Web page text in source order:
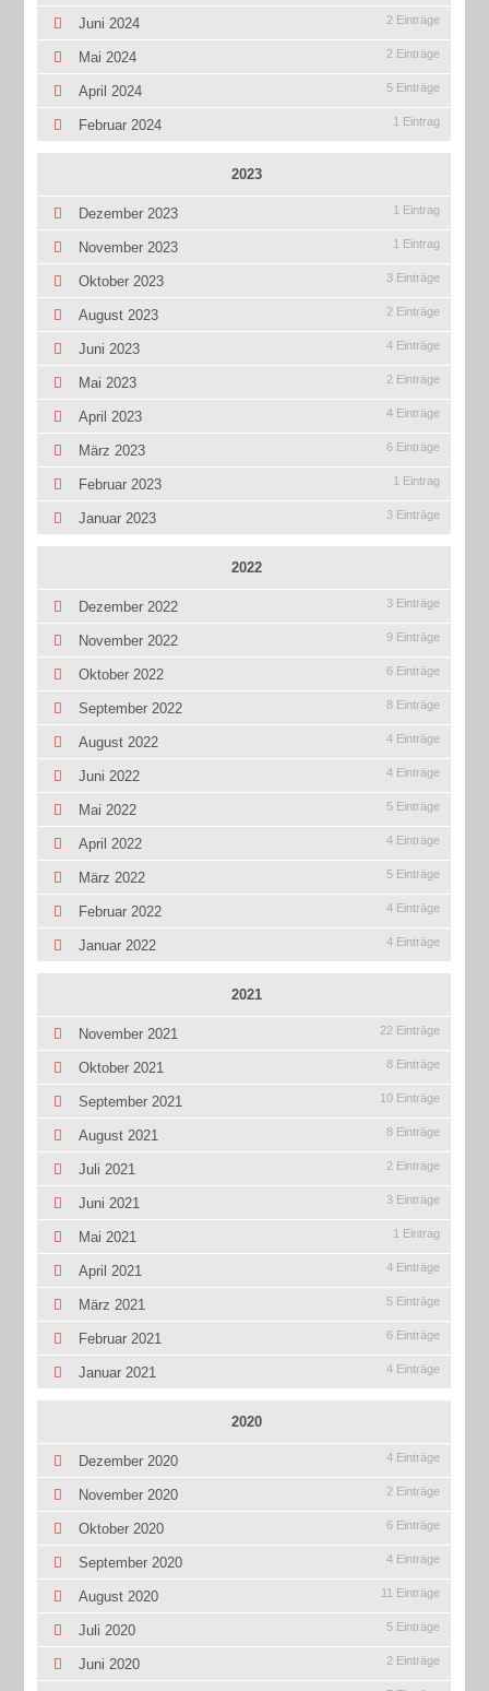
Juni 2024 2 Einträge
Mai 2024 2 Einträge
April 2024 5 Einträge
Februar 2024 1 Eintrag
2023
Dezember 2023 1 Eintrag
November 2023 1 Eintrag
Oktober 2023 3 Einträge
August 2023 2 Einträge
Juni 2023 4 Einträge
Mai 2023 2 Einträge
April 2023 4 Einträge
März 2023 6 Einträge
Februar 2023 1 Eintrag
Januar 2023 3 Einträge
2022
Dezember 2022 3 Einträge
November 2022 9 Einträge
Oktober 2022 6 Einträge
September 2022 8 Einträge
August 2022 4 Einträge
Juni 2022 4 Einträge
Mai 2022 5 Einträge
April 2022 4 Einträge
März 2022 5 Einträge
Februar 2022 4 Einträge
Januar 2022 4 Einträge
2021
November 2021 22 Einträge
Oktober 2021 8 Einträge
September 2021 10 Einträge
August 2021 8 Einträge
Juli 2021 2 Einträge
Juni 2021 3 Einträge
Mai 2021 1 Eintrag
April 2021 4 Einträge
März 2021 5 Einträge
Februar 2021 6 Einträge
Januar 2021 4 Einträge
2020
Dezember 2020 4 Einträge
November 2020 2 Einträge
Oktober 2020 6 Einträge
September 2020 4 Einträge
August 2020 11 Einträge
Juli 2020 5 Einträge
Juni 2020 2 Einträge